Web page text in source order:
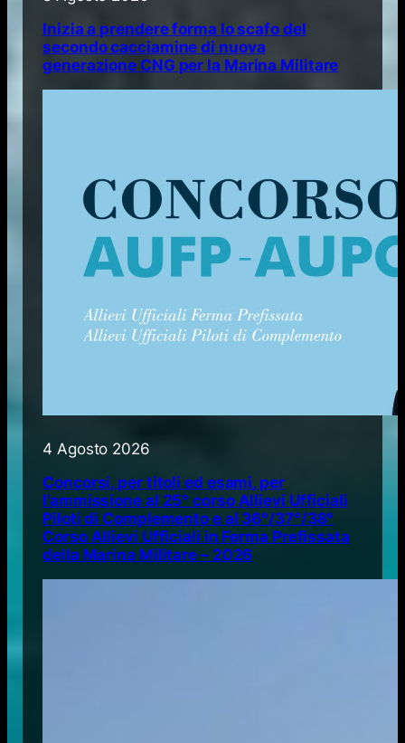
Inizia a prendere forma lo scafo del
secondo cacciamine di nuova
generazione CNG per la Marina Militare
4 Agosto 2026
Concorsi, per titoli ed esami, per
l’ammissione al 25° corso Allievi Ufficiali
Piloti di Complemento e al 36°/37°/38°
Corso Allievi Ufficiali in Ferma Prefissata
della Marina Militare – 2026